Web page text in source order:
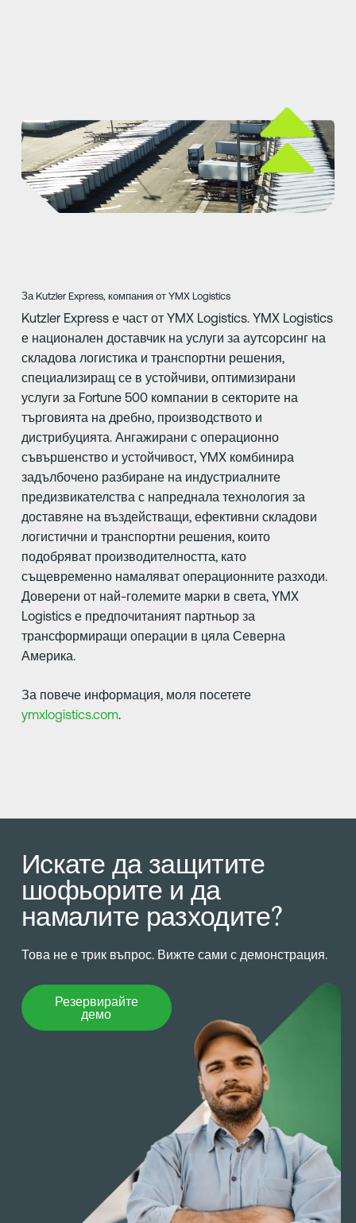
За Kutzler Express, компания от YMX Logistics
Kutzler Express е част от YMX Logistics. YMX Logistics
е национален доставчик на услуги за аутсорсинг на
складова логистика и транспортни решения,
специализиращ се в устойчиви, оптимизирани
услуги за Fortune 500 компании в секторите на
търговията на дребно, производството и
дистрибуцията. Ангажирани с операционно
съвършенство и устойчивост, YMX комбинира
задълбочено разбиране на индустриалните
предизвикателства с напреднала технология за
доставяне на въздействащи, ефективни складови
логистични и транспортни решения, които
подобряват производителността, като
същевременно намаляват операционните разходи.
Доверени от най-големите марки в света, YMX
Logistics е предпочитаният партньор за
трансформиращи операции в цяла Северна
Америка.
За повече информация, моля посетете
ymxlogistics.com.
Искате да защитите
шофьорите и да
намалите разходите?
Това не е трик въпрос. Вижте сами с демонстрация.
Резервирайте
демо
Резервирайте демо